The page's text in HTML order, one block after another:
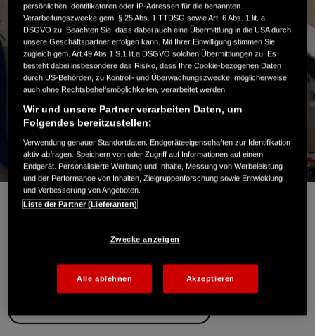
persönlichen Identifikatoren oder IP-Adressen für die benannten
Verarbeitungszwecke gem. § 25 Abs. 1 TTDSG sowie Art. 6 Abs. 1 lit. a
DSGVO zu. Beachten Sie, dass dabei auch eine Übermittlung in die USA durch
unsere Geschäftspartner erfolgen kann. Mit Ihrer Einwilligung stimmen Sie
zugleich gem. Art.49 Abs.1 S.1 lit.a DSGVO solchen Übermittlungen zu. Es
besteht dabei insbesondere das Risiko, dass Ihre Cookie-bezogenen Daten
durch US-Behörden, zu Kontroll- und Überwachungszwecke, möglicherweise
auch ohne Rechtsbehelfsmöglichkeiten, verarbeitet werden.
Wir und unsere Partner verarbeiten Daten, um
Folgendes bereitzustellen:
Verwendung genauer Standortdaten. Endgeräteeigenschaften zur Identifikation
aktiv abfragen. Speichern von oder Zugriff auf Informationen auf einem
Endgerät. Personalisierte Werbung und Inhalte, Messung von Werbeleistung
und der Performance von Inhalten, Zielgruppenforschung sowie Entwicklung
und Verbesserung von Angeboten.
Liste der Partner (Lieferanten)
Zwecke anzeigen
Alle ablehnen Akzeptieren